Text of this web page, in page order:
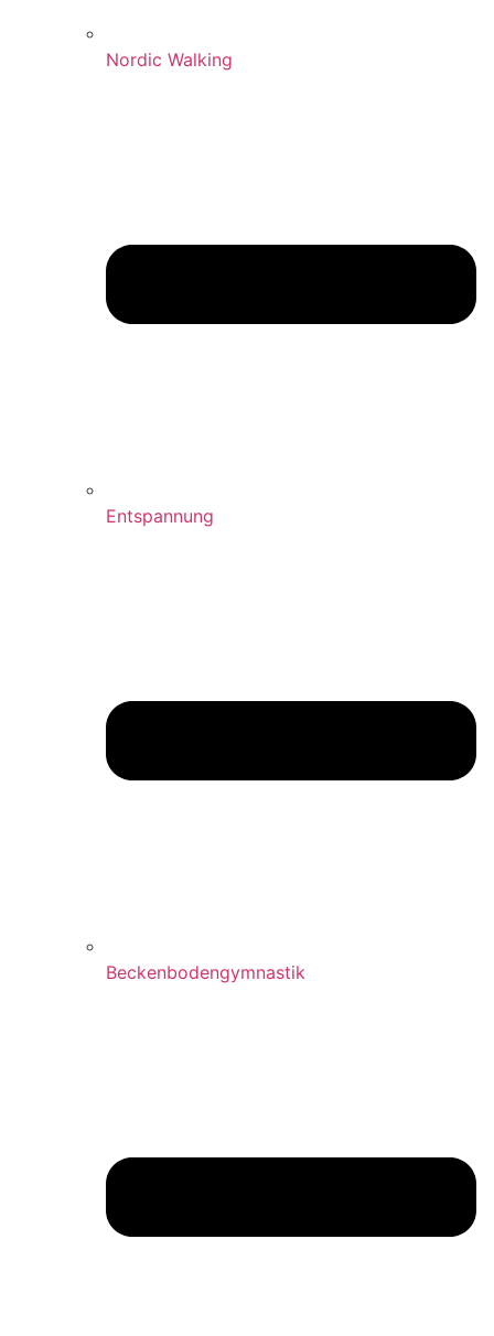
Nordic Walking
Entspannung
Beckenbodengymnastik